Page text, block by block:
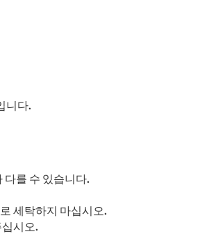
니다.
다를 수 있습니다.
세탁하지 마십시오.
시오.